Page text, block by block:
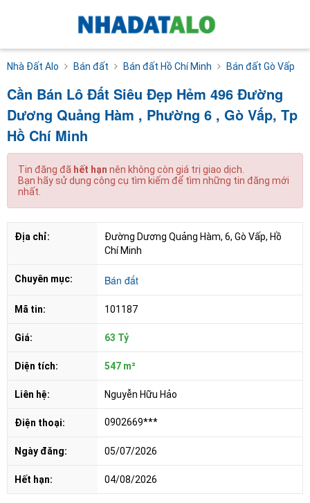
Nhà Đất Alo Bán đất Bán đất Hồ Chí Minh Bán đất Gò Vấp
Cần Bán Lô Đất Siêu Đẹp Hẻm 496 Đường
Dương Quảng Hàm , Phường 6 , Gò Vấp, Tp
Hồ Chí Minh
Tin đăng đã hết hạn nên không còn giá trị giao dịch.
Bạn hãy sử dụng công cụ tìm kiếm để tìm những tin đăng mới
nhất.
Địa chỉ:
Đường Dương Quảng Hàm, 6, Gò Vấp, Hồ
Chí Minh
Chuyên mục: Bán đất
Mã tin: 101187
Giá: 63 Tỷ
Diện tích: 547 m²
Liên hệ: Nguyễn Hữu Hảo
Điện thoại: 0902669***
Ngày đăng: 05/07/2026
Hết hạn: 04/08/2026